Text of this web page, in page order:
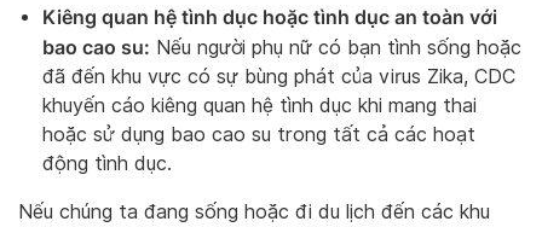
Kiêng quan hệ tình dục hoặc tình dục an toàn với
bao cao su: Nếu người phụ nữ có bạn tình sống hoặc
đã đến khu vực có sự bùng phát của virus Zika, CDC
khuyến cáo kiêng quan hệ tình dục khi mang thai
hoặc sử dụng bao cao su trong tất cả các hoạt
động tình dục.
Nếu chúng ta đang sống hoặc đi du lịch đến các khu